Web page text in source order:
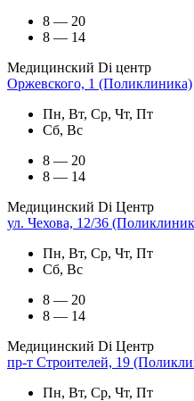
8 — 20
8 — 14
Медицинский Di центр
Оржевского, 1 (Поликлиника)
Пн, Вт, Ср, Чт, Пт
Сб, Вс
8 — 20
8 — 14
Медицинский Di Центр
ул. Чехова, 12/36
Пн, Вт, Ср, Чт, Пт
Сб, Вс
8 — 20
8 — 14
Медицинский Di Центр
пр-т Строителей, 19
Пн, Вт, Ср, Чт, Пт